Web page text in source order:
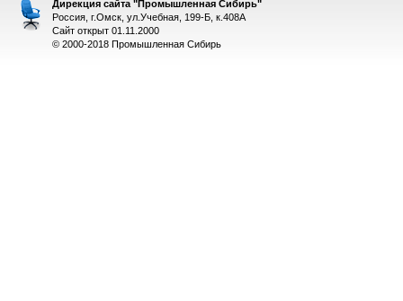
Дирекция сайта "Промышленная Сибирь"
Россия, г.Омск, ул.Учебная, 199-Б, к.408А
Сайт открыт 01.11.2000
© 2000-2018 Промышленная Сибирь